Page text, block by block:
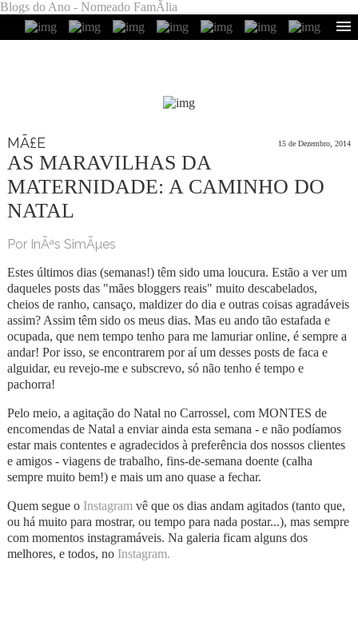
Blogs do Ano - Nomeado FamÃ­lia
MÃ£E 15 de Dezembro, 2014
AS MARAVILHAS DA
MATERNIDADE: A CAMINHO DO
NATAL
Por InÃªs SimÃµes
Estes últimos dias (semanas!) têm sido uma loucura. Estão a ver um
daqueles posts das "mães bloggers reais" muito descabelados,
cheios de ranho, cansaço, maldizer do dia e outras coisas agradáveis
assim? Assim têm sido os meus dias. Mas eu ando tão estafada e
ocupada, que nem tempo tenho para me lamuriar online, é sempre a
andar! Por isso, se encontrarem por aí um desses posts de faca e
alguidar, eu revejo-me e subscrevo, só não tenho é tempo e
pachorra!
Pelo meio, a agitação do Natal no Carrossel, com MONTES de
encomendas de Natal a enviar ainda esta semana - e não podíamos
estar mais contentes e agradecidos à preferência dos nossos clientes
e amigos - viagens de trabalho, fins-de-semana doente (calha
sempre muito bem!) e mais um ano quase a fechar.
Quem segue o Instagramvê que os dias andam agitados (tanto que,
ou há muito para mostrar, ou tempo para nada postar...), mas sempre
com momentos instagramáveis. Na galeria ficam alguns dos
melhores, e todos, noInstagram.